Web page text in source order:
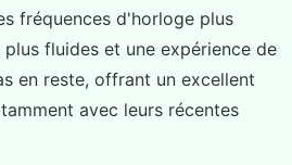
fréquences d'horloge plus
fluides et une expérience de
en reste, offrant un excellent
avec leurs récentes